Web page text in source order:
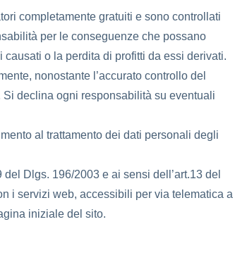
completamente gratuiti e sono controllati
per le conseguenze che possano
o la perdita di profitti da essi derivati.
nonostante l’accurato controllo del
declina ogni responsabilità su eventuali
al trattamento dei dati personali degli
Dlgs. 196/2003 e ai sensi dell’art.13 del
i servizi web, accessibili per via telematica a
iniziale del sito.